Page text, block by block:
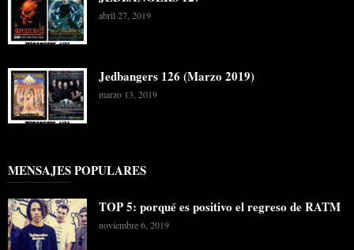
abril 27, 2019
Jedbangers 126 (Marzo 2019)
marzo 13, 2019
MENSAJES POPULARES
TOP 5: porqué es positivo el regreso de RATM
noviembre 6, 2019